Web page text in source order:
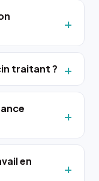
traitant ?
en